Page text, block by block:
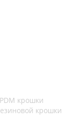
крошки
крошки